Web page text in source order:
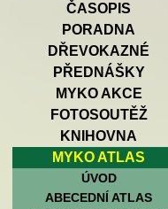
ČASOPIS
PORADNA
DŘEVOKAZNÉ
PŘEDNÁŠKY
MYKO AKCE
FOTOSOUTĚŽ
KNIHOVNA
MYKO ATLAS
ÚVOD
ABECEDNÍ ATLAS